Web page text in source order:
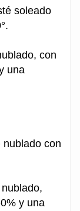
soleado
con
una
nublado con
y una